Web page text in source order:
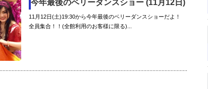
今年最後のベリーダンスショー (11月12日)
11月12日(土)19:30から今年最後のベリーダンスショーだよ！
全員集合！！(全館利用のお客様に限る)...